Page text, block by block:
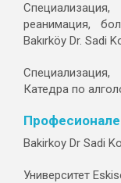
реанимация,
Bakırköy Dr. Sadi
Специализация,
Катедра по
Bakirkoy Dr Sadi
Университет